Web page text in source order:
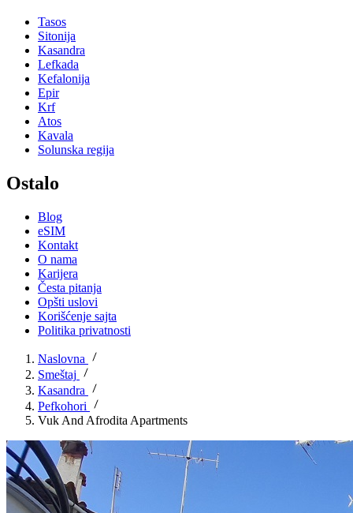
Tasos
Sitonija
Kasandra
Lefkada
Kefalonija
Epir
Krf
Atos
Kavala
Solunska regija
Ostalo
Blog
eSIM
Kontakt
O nama
Karijera
Česta pitanja
Opšti uslovi
Korišćenje sajta
Politika privatnosti
Naslovna
Smeštaj
Kasandra
Pefkohori
Vuk And Afrodita Apartments